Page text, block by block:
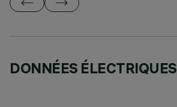
DONNÉES ÉLECTRIQUES